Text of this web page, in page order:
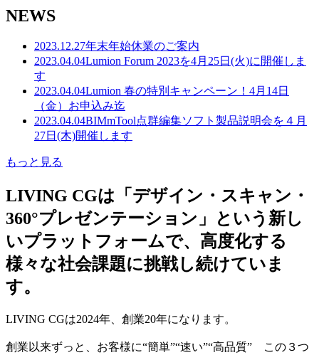
NEWS
2023.12.27年末年始休業のご案内
2023.04.04Lumion Forum 2023を4月25日(火)に開催しま
す
2023.04.04Lumion 春の特別キャンペーン！4月14日
（金）お申込み迄
2023.04.04BIMmTool点群編集ソフト製品説明会を４月
27日(木)開催します
もっと見る
LIVING CGは「デザイン・スキャン・
360°プレゼンテーション」という新し
いプラットフォームで、高度化する
様々な社会課題に挑戦し続けていま
す。
LIVING CGは2024年、創業20年になります。
創業以来ずっと、お客様に“簡単”“速い”“高品質” この３つ